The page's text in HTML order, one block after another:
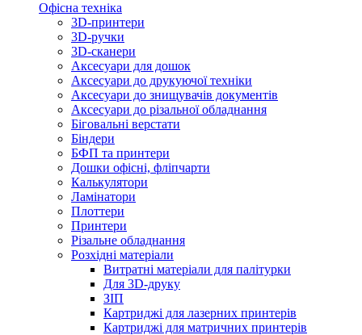
Офісна техніка
3D-принтери
3D-ручки
3D-сканери
Аксесуари для дошок
Аксесуари до друкуючої техніки
Аксесуари до знищувачів документів
Аксесуари до різальної обладнання
Біговальні верстати
Біндери
БФП та принтери
Дошки офісні, фліпчарти
Калькулятори
Ламінатори
Плоттери
Принтери
Різальне обладнання
Розхідні матеріали
Витратні матеріали для палітурки
Для 3D-друку
ЗІП
Картриджі для лазерних принтерів
Картриджі для матричних принтерів